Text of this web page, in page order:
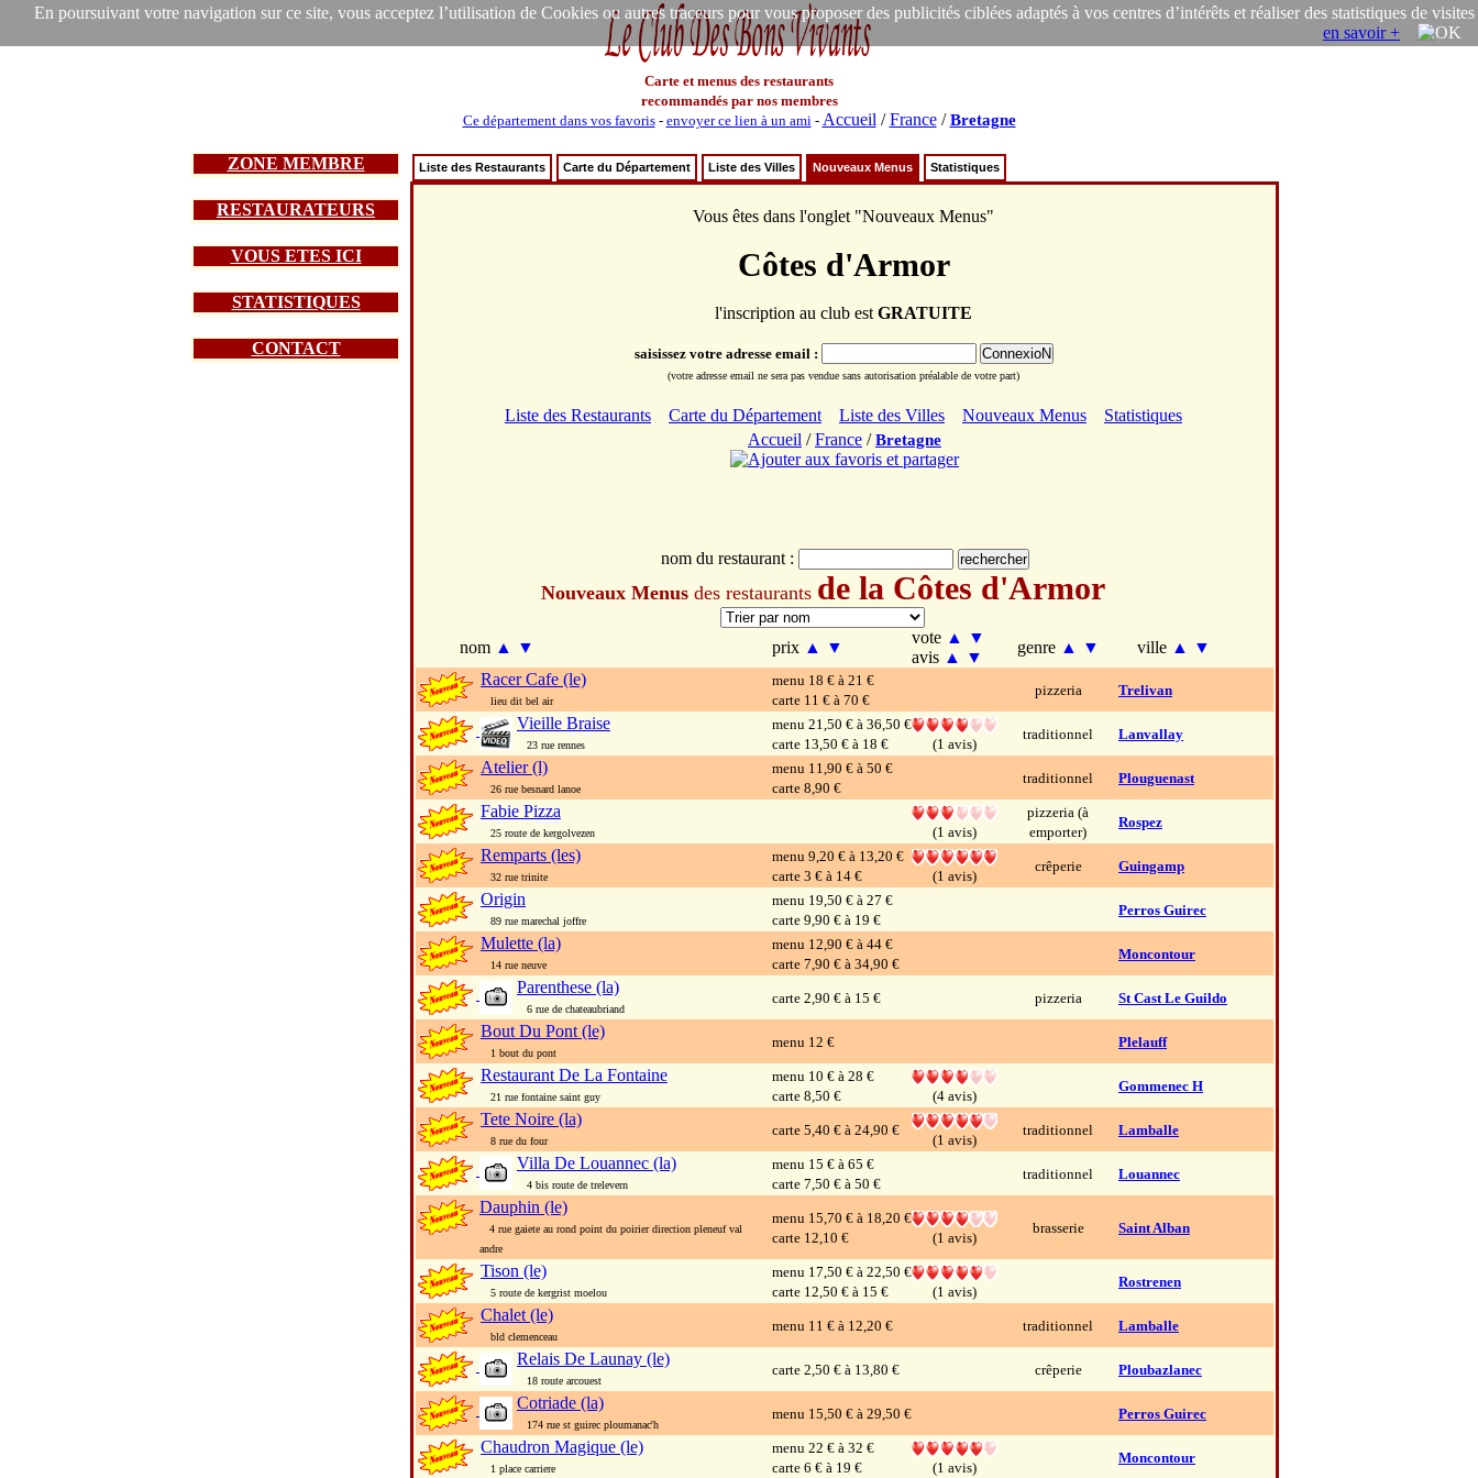
En poursuivant votre navigation sur ce site, vous acceptez l’utilisation de Cookies ou autres traceurs pour vous proposer des publicités ciblées adaptés à vos centres d’intérêts et réaliser des statistiques de visites
en savoir +
Carte et menus des restaurants
recommandés par nos membres
Ce département dans vos favoris- envoyer ce lien à un ami- Accueil /France/Bretagne
ZONE MEMBRE
RESTAURATEURS
VOUS ETES ICI
STATISTIQUES
CONTACT
Liste des Restaurants Carte du Département Liste des Villes Nouveaux Menus Statistiques
Vous êtes dans l'onglet "Nouveaux Menus"
Côtes d'Armor
l'inscription au club est GRATUITE
saisissez votre adresse email :
(votre adresse email ne sera pas vendue sans autorisation préalable de votre part)
Liste des Restaurants Carte du Département Liste des Villes Nouveaux Menus
Statistiques
Accueil /France /Bretagne
nom du restaurant :
Nouveaux Menusdes restaurants de la Côtes d'Armor
nom ▲ ▼ prix ▲ ▼
vote ▲
▼
avis ▲ ▼
genre ▲ ▼ ville ▲
▼
Racer Cafe (le)
lieu dit bel air
menu 18 € à 21 €
carte 11 € à 70 €
pizzeria Trelivan
Vieille Braise
23 rue rennes
menu 21,50 € à 36,50 €
carte 13,50 € à 18 €
(1 avis)
traditionnel Lanvallay
Atelier (l)
26 rue besnard lanoe
menu 11,90 € à 50 €
carte 8,90 €
traditionnel Plouguenast
Fabie Pizza
25 route de kergolvezen (1 avis)
pizzeria (à
emporter)
Rospez
Remparts (les)
32 rue trinite
menu 9,20 € à 13,20 €
carte 3 € à 14 €
(1 avis)
crêperie Guingamp
Origin
89 rue marechal joffre
menu 19,50 € à 27 €
carte 9,90 € à 19 €
Perros Guirec
Mulette (la)
14 rue neuve
menu 12,90 € à 44 €
carte 7,90 € à 34,90 €
Moncontour
Parenthese (la)
6 rue de chateaubriand
carte 2,90 € à 15 € pizzeria St Cast Le Guildo
Bout Du Pont (le)
1 bout du pont
menu 12 € Plelauff
Restaurant De La Fontaine
21 rue fontaine saint guy
menu 10 € à 28 €
carte 8,50 €
(4 avis)
Gommenec H
Tete Noire (la)
8 rue du four
carte 5,40 € à 24,90 €
(1 avis)
traditionnel Lamballe
Villa De Louannec (la)
4 bis route de trelevern
menu 15 € à 65 €
carte 7,50 € à 50 €
traditionnel Louannec
Dauphin (le)
4 rue gaiete au rond point du poirier direction pleneuf val
andre
menu 15,70 € à 18,20 €
carte 12,10 €
(1 avis)
brasserie Saint Alban
Tison (le)
5 route de kergrist moelou
menu 17,50 € à 22,50 €
carte 12,50 € à 15 €
(1 avis)
Rostrenen
Chalet (le)
bld clemenceau
menu 11 € à 12,20 € traditionnel Lamballe
Relais De Launay (le)
18 route arcouest
carte 2,50 € à 13,80 € crêperie Ploubazlanec
Cotriade (la)
174 rue st guirec ploumanac'h
menu 15,50 € à 29,50 € Perros Guirec
Chaudron Magique (le)
1 place carriere
menu 22 € à 32 €
carte 6 € à 19 €
(1 avis)
Moncontour